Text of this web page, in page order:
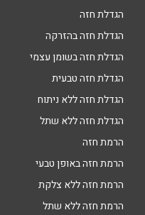
הגדלת חזה
הגדלת חזה בהזרקה
הגדלת חזה בשומן עצמי
הגדלת חזה טבעית
הגדלת חזה ללא ניתוח
הגדלת חזה ללא שתל
הרמת חזה
הרמת חזה באופן טבעי
הרמת חזה ללא צלקת
הרמת חזה ללא שתל